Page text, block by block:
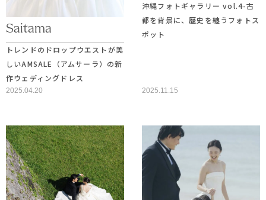
Saitama
トレンドのドロップウエストが美
しいAMSALE（アムサーラ）の新
作ウェディングドレス
2025.04.20
沖縄フォトギャラリー vol.4-古
都を背景に、歴史を纏うフォトス
ポット
2025.11.15